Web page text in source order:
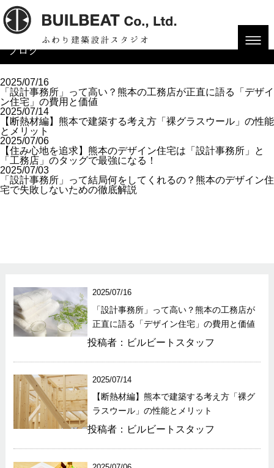
HOME ブログ
ブログ
2025/07/16
「設計事務所」って高い？熊本の工務店が正直に語る「デザイ
ン住宅」の費用と価値
2025/07/14
【断熱材編】熊本で建築する考え方「裸グラスウール」の性能
とメリット
2025/07/06
【住み心地を追求】熊本のデザイン住宅は「設計事務所」と
「工務店」のタッグで最強になる！
2025/07/03
「設計事務所」って結局何をしてくれるの？熊本のデザイン住
宅で失敗しないための徹底解説
2025/07/16
「設計事務所」って高い？熊本の工務店が
正直に語る「デザイン住宅」の費用と価値
投稿者：ビルビートスタッフ
2025/07/14
【断熱材編】熊本で建築する考え方「裸グ
ラスウール」の性能とメリット
投稿者：ビルビートスタッフ